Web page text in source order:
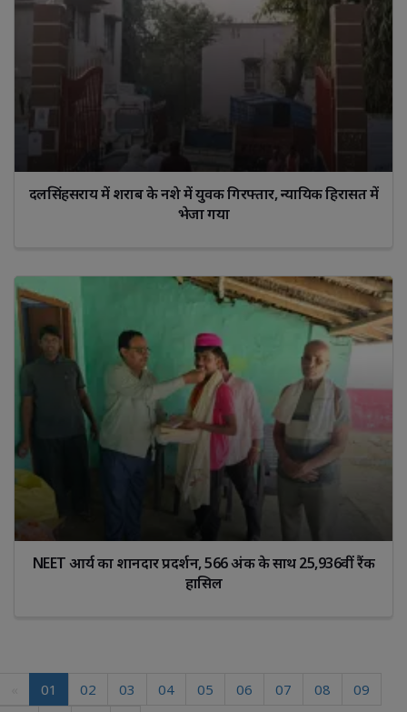
दलसिंहसराय में शराब के नशे में युवक गिरफ्तार, न्यायिक हिरासत में
भेजा गया
NEET आर्य का शानदार प्रदर्शन, 566 अंक के साथ 25,936वीं रैंक
हासिल
01 02 03 04 05 06 07 08
09